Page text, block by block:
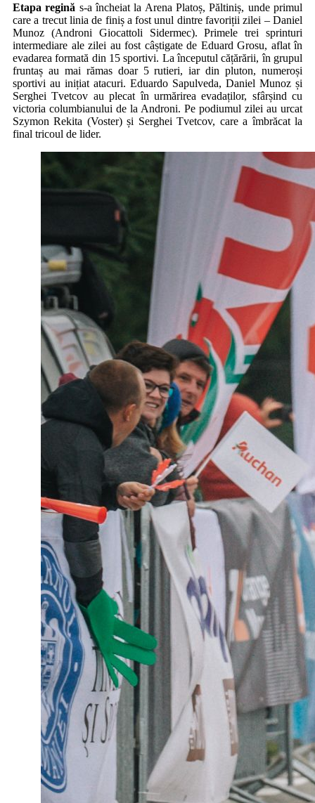
Etapa regină s-a încheiat la Arena Platoș, Păltiniș, unde primul
care a trecut linia de finiș a fost unul dintre favoriții zilei – Daniel
Munoz (Androni Giocattoli Sidermec). Primele trei sprinturi
intermediare ale zilei au fost câștigate de Eduard Grosu, aflat în
evadarea formată din 15 sportivi. La începutul cățărării, în grupul
fruntaș au mai rămas doar 5 rutieri, iar din pluton, numeroși
sportivi au inițiat atacuri. Eduardo Sapulveda, Daniel Munoz și
Serghei Tvetcov au plecat în urmărirea evadaților, sfârșind cu
victoria columbianului de la Androni. Pe podiumul zilei au urcat
Szymon Rekita (Voster) și Serghei Tvetcov, care a îmbrăcat la
final tricoul de lider.